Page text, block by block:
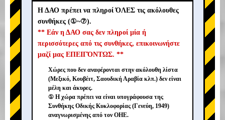
Η ΔΑΟ πρέπει να πληροί ΌΛΕΣ τις ακόλουθες
συνθήκες (①~⑦).
** Εάν η ΔΑΟ σας δεν πληροί μία ή
περισσότερες από τις συνθήκες, επικοινωνήστε
μαζί μας ΕΠΕΙΓΌΝΤΩΣ. **
Χώρες που δεν αναφέρονται στην ακόλουθη λίστα
(Μεξικό, Κουβέιτ, Σαουδική Αραβία κλπ.) δεν είναι
μέλη και άκυρες.
① Η χώρα πρέπει να είναι υπογράφουσα της
Συνθήκης Οδικής Κυκλοφορίας (Γενεύη, 1949)
αναγνωρισμένης από τον ΟΗΕ.